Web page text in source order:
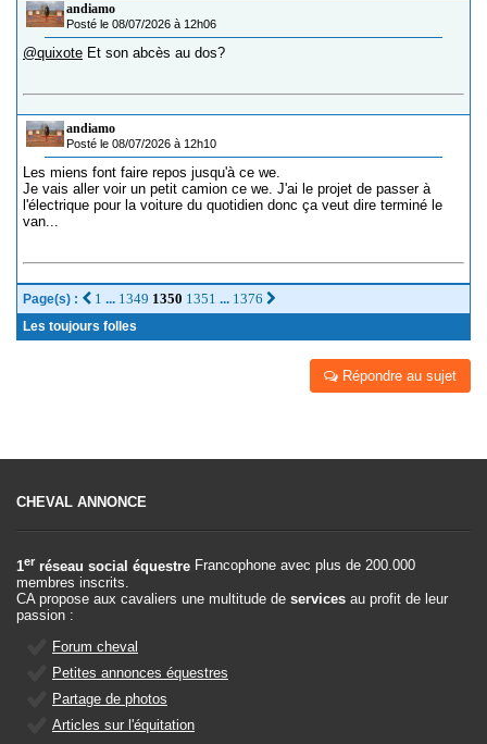
andiamo
Posté le 08/07/2026 à 12h06
@quixote Et son abcès au dos?
andiamo
Posté le 08/07/2026 à 12h10
Les miens font faire repos jusqu'à ce we.
Je vais aller voir un petit camion ce we. J'ai le projet de passer à
l'électrique pour la voiture du quotidien donc ça veut dire terminé le
van...
Page(s) : 1 ... 1349 1350 1351 ... 1376
Les toujours folles
Répondre au sujet
CHEVAL ANNONCE
1er réseau social équestre Francophone avec plus de 200.000
membres inscrits.
CA propose aux cavaliers une multitude de services au profit de leur
passion :
Forum cheval
Petites annonces équestres
Partage de photos
Articles sur l'équitation